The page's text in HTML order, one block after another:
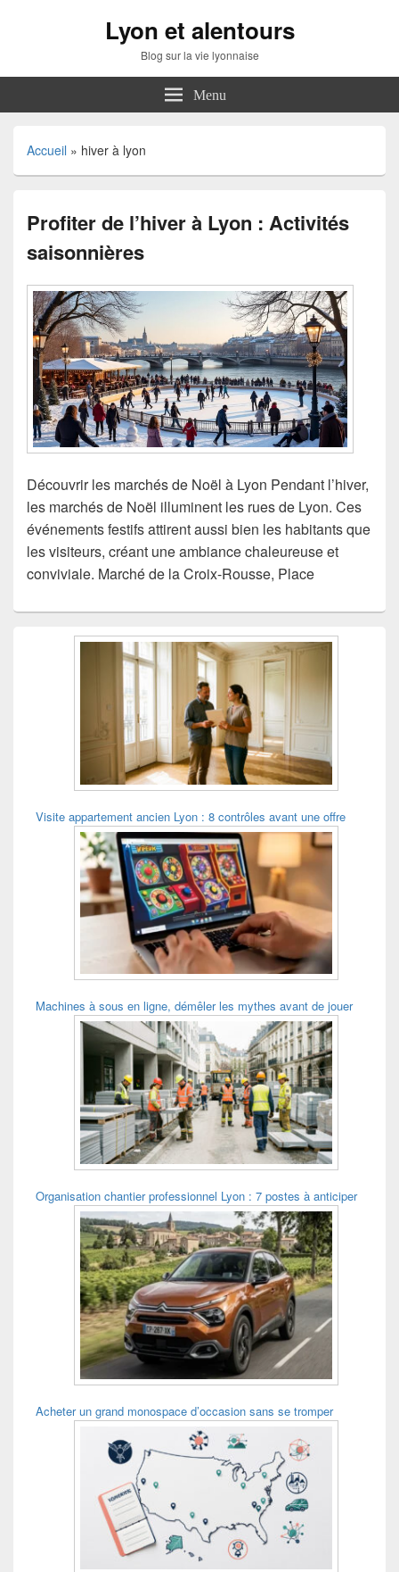
Lyon et alentours
Blog sur la vie lyonnaise
Menu
Accueil » hiver à lyon
Profiter de l’hiver à Lyon : Activités
saisonnières
Découvrir les marchés de Noël à Lyon Pendant l’hiver,
les marchés de Noël illuminent les rues de Lyon. Ces
événements festifs attirent aussi bien les habitants que
les visiteurs, créant une ambiance chaleureuse et
conviviale. Marché de la Croix-Rousse, Place
Visite appartement ancien Lyon : 8 contrôles avant une offre
Machines à sous en ligne, démêler les mythes avant de jouer
Organisation chantier professionnel Lyon : 7 postes à anticiper
Acheter un grand monospace d’occasion sans se tromper